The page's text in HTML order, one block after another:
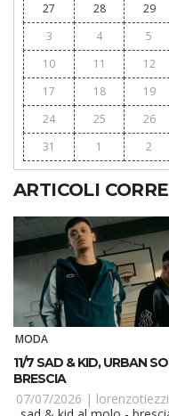
27
28 29
3
4 5
10
11 12
17
18 19
24
25 26
31
1 2
ARTICOLI
MODA
11/7 SAD & KID, URBAN
BRESCIA
07/07/2026 | lorenzotiezzi